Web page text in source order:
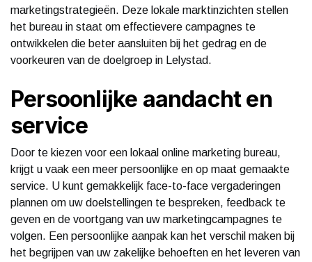
marketingstrategieën. Deze lokale marktinzichten stellen
het bureau in staat om effectievere campagnes te
ontwikkelen die beter aansluiten bij het gedrag en de
voorkeuren van de doelgroep in Lelystad.
Persoonlijke aandacht en
service
Door te kiezen voor een lokaal online marketing bureau,
krijgt u vaak een meer persoonlijke en op maat gemaakte
service. U kunt gemakkelijk face-to-face vergaderingen
plannen om uw doelstellingen te bespreken, feedback te
geven en de voortgang van uw marketingcampagnes te
volgen. Een persoonlijke aanpak kan het verschil maken bij
het begrijpen van uw zakelijke behoeften en het leveren van